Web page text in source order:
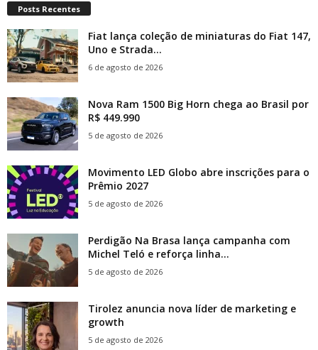
Posts Recentes
Fiat lança coleção de miniaturas do Fiat 147,
Uno e Strada...
6 de agosto de 2026
Nova Ram 1500 Big Horn chega ao Brasil por
R$ 449.990
5 de agosto de 2026
Movimento LED Globo abre inscrições para o
Prêmio 2027
5 de agosto de 2026
Perdigão Na Brasa lança campanha com
Michel Teló e reforça linha...
5 de agosto de 2026
Tirolez anuncia nova líder de marketing e
growth
5 de agosto de 2026